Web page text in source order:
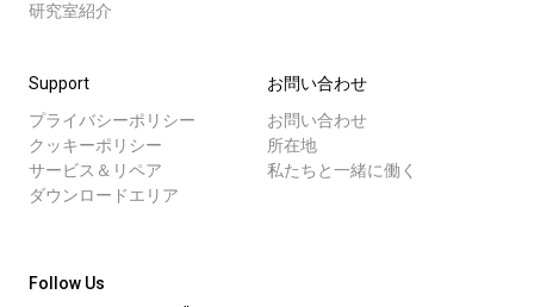
研究室紹介
Support
プライバシーポリシー
クッキーポリシー
サービス＆リペア
ダウンロードエリア
お問い合わせ
お問い合わせ
所在地
私たちと一緒に働く
Follow Us